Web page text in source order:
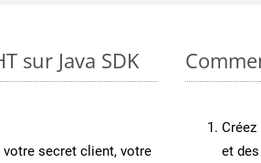
sur Java SDK
secret client, votre
et